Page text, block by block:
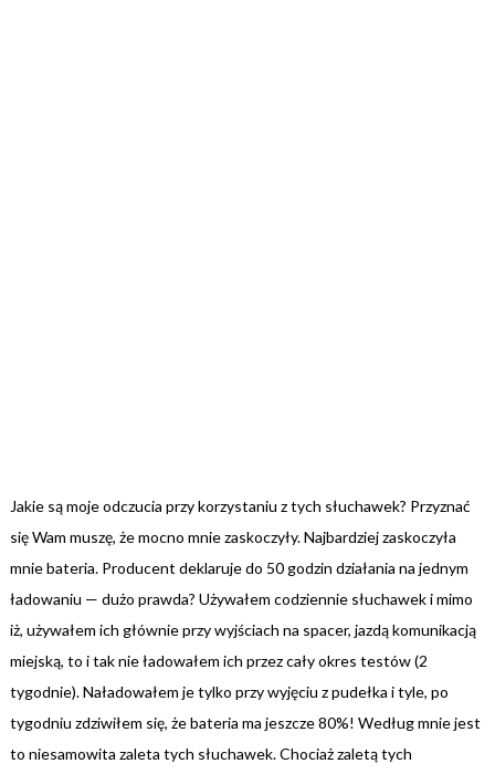
Jakie są moje odczucia przy korzystaniu z tych słuchawek? Przyznać
się Wam muszę, że mocno mnie zaskoczyły. Najbardziej zaskoczyła
mnie bateria. Producent deklaruje do 50 godzin działania na jednym
ładowaniu — dużo prawda? Używałem codziennie słuchawek i mimo
iż, używałem ich głównie przy wyjściach na spacer, jazdą komunikacją
miejską, to i tak nie ładowałem ich przez cały okres testów (2
tygodnie). Naładowałem je tylko przy wyjęciu z pudełka i tyle, po
tygodniu zdziwiłem się, że bateria ma jeszcze 80%! Według mnie jest
to niesamowita zaleta tych słuchawek. Chociaż zaletą tych